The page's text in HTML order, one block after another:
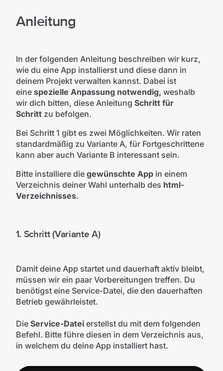
Anleitung
In der folgenden Anleitung beschreiben wir kurz,
wie du eine App installierst und diese dann in
deinem Projekt verwalten kannst. Dabei ist
eine spezielle Anpassung notwendig, weshalb
wir dich bitten, diese Anleitung Schritt für
Schrittzu befolgen.
Bei Schritt 1 gibt es zwei Möglichkeiten. Wir raten
standardmäßig zu Variante A, für Fortgeschrittene
kann aber auch Variante B interessant sein.
Bitte installiere die gewünschte Appin einem
Verzeichnis deiner Wahl unterhalb des html-
Verzeichnisses.
1. Schritt (Variante A)
Damit deine App startet und dauerhaft aktiv bleibt,
müssen wir ein paar Vorbereitungen treffen. Du
benötigst eine Service-Datei, die den dauerhaften
Betrieb gewährleistet.
Die Service-Datei erstellst du mit dem folgenden
Befehl. Bitte führe diesen in dem Verzeichnis aus,
in welchem du deine App installiert hast.